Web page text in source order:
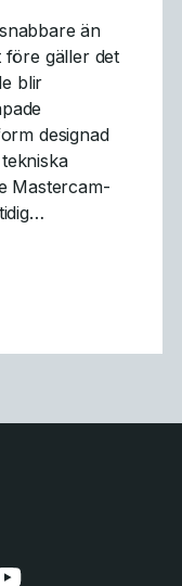
än
före gäller det
blir
designad
Mastercam-
Tidig